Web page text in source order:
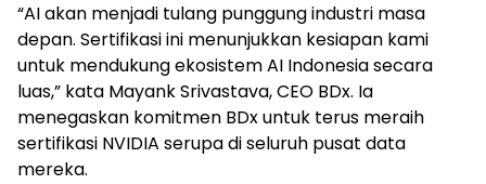
“AI akan menjadi tulang punggung industri masa
depan. Sertifikasi ini menunjukkan kesiapan kami
untuk mendukung ekosistem AI Indonesia secara
luas,” kata Mayank Srivastava, CEO BDx. Ia
menegaskan komitmen BDx untuk terus meraih
sertifikasi NVIDIA serupa di seluruh pusat data
mereka.